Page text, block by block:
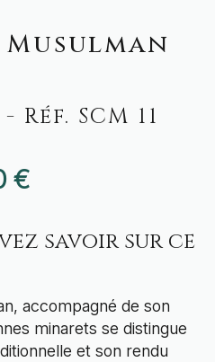
SCM 11
€
savoir sur ce
accompagné de son
minarets se distingue
et son rendu